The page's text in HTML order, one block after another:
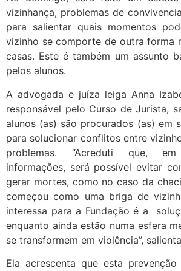
vizinhança, problemas de
para salientar quais momentos
vizinho se comporte de outra forma
casas. Este é também um assunto
pelos alunos.
A advogada e juíza leiga Anna
responsável pelo Curso de Jurista,
alunos (as) são procurados (as) em
para solucionar conflitos entre
problemas. “Acreduti que,
informações, será possível evitar
gerar mortes, como no caso da
começou como uma briga de
interessa para a Fundação é a
enquanto ainda estão numa esfera
se transformem em violência”,
Ela acrescenta que esta